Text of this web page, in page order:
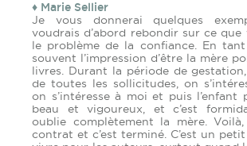
♦ Marie Sellier
Je vous donnerai quelques
voudrais d’abord rebondir sur ce que
le problème de la confiance. En tant
souvent l’impression d’être la mère
livres. Durant la période de
de toutes les sollicitudes, on
on s’intéresse à moi et puis
beau et vigoureux, et c’est
oublie complètement la mère.
contrat et c’est terminé. C’est un